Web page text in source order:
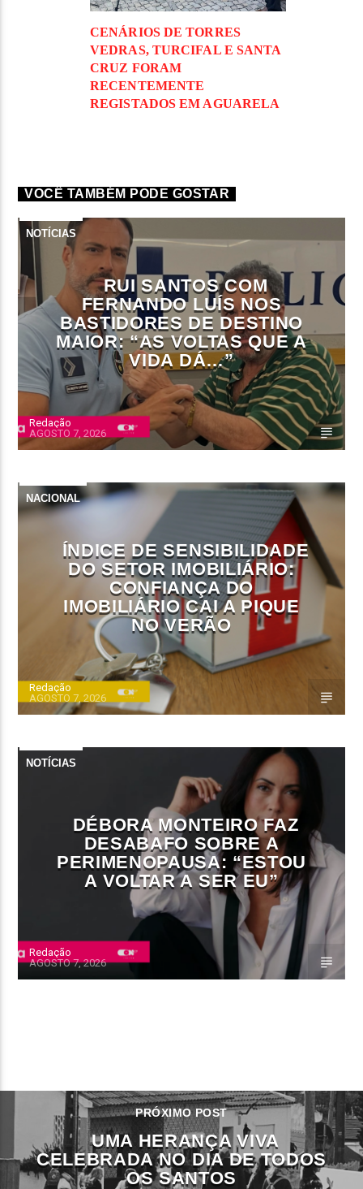
CENÁRIOS DE TORRES
VEDRAS, TURCIFAL E SANTA
CRUZ FORAM
RECENTEMENTE
REGISTADOS EM AGUARELA
VOCÊ TAMBÉM PODE GOSTAR
NOTÍCIAS
RUI SANTOS COM
FERNANDO LUÍS NOS
BASTIDORES DE DESTINO
MAIOR: “AS VOLTAS QUE A
VIDA DÁ…”
Redação
AGOSTO 7, 2026
NACIONAL
ÍNDICE DE SENSIBILIDADE
DO SETOR IMOBILIÁRIO:
CONFIANÇA DO
IMOBILIÁRIO CAI A PIQUE
NO VERÃO
Redação
AGOSTO 7, 2026
NOTÍCIAS
DÉBORA MONTEIRO FAZ
DESABAFO SOBRE A
PERIMENOPAUSA: “ESTOU
A VOLTAR A SER EU”
Redação
AGOSTO 7, 2026
PRÓXIMO POST
UMA HERANÇA VIVA
CELEBRADA NO DIA DE TODOS
OS SANTOS